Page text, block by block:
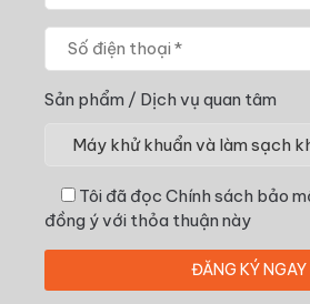
Sản phẩm / Dịch vụ quan tâm
Tôi đã đọc Chính sách bảo
đồng ý với thỏa thuận này